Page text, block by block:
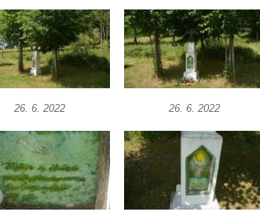
26. 6. 2022 26. 6. 2022